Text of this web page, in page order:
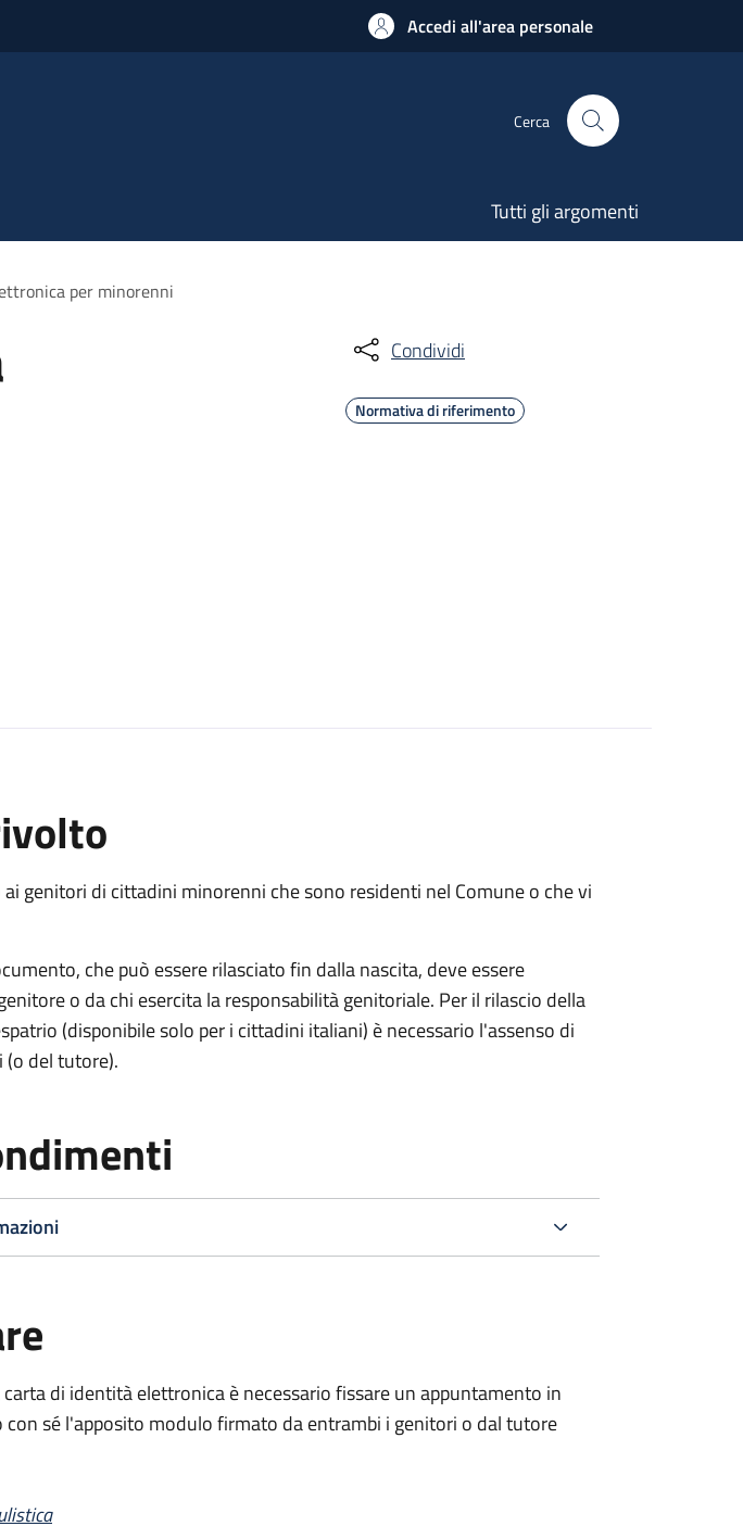
Accedi all'area personale
Cerca
Tutti gli argomenti
per minorenni
Condividi
Normativa di riferimento
genitori di cittadini minorenni che sono residenti nel Comune o che vi
che può essere rilasciato fin dalla nascita, deve essere
o da chi esercita la responsabilità genitoriale. Per il rilascio della
(disponibile solo per i cittadini italiani) è necessario l'assenso di
del tutore).
di identità elettronica è necessario fissare un appuntamento in
con sé l'apposito modulo firmato da entrambi i genitori o dal tutore